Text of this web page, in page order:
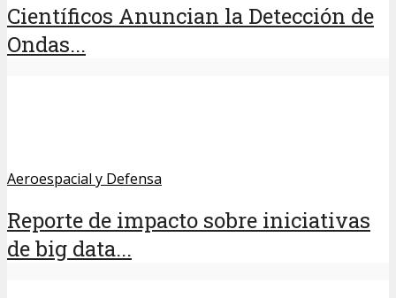
Científicos Anuncian la Detección de
Ondas...
Aeroespacial y Defensa
Reporte de impacto sobre iniciativas
de big data...